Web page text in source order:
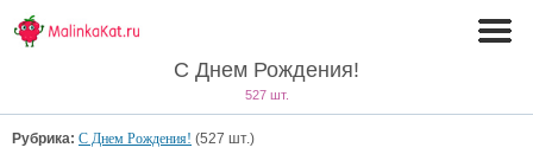
С Днем Рождения!
527 шт.
Рубрика: С Днем Рождения! (527 шт.)